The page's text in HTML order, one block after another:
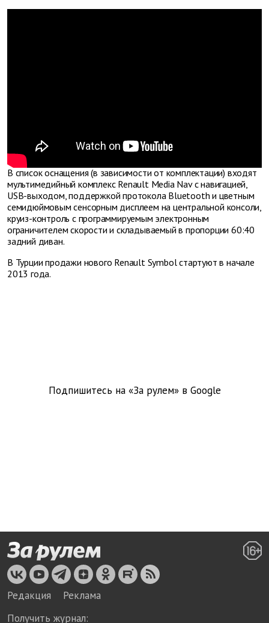
В список оснащения (в зависимости от комплектации) входят
мультимедийный комплекс Renault Media Nav с навигацией,
USB-выходом, поддержкой протокола Bluetooth и цветным
семидюймовым сенсорным дисплеем на центральной консоли,
круиз-контроль с программируемым электронным
ограничителем скорости и складываемый в пропорции 60:40
задний диван.
В Турции продажи нового Renault Symbol стартуют в начале
2013 года.
Подпишитесь на «За рулем» в Google
Редакция
Реклама
Получить журнал: